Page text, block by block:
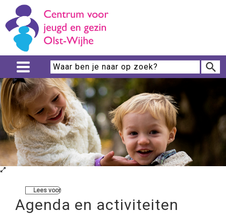
Lees voor
Agenda en activiteiten